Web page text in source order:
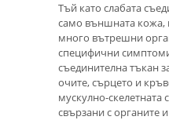
Тъй като слабата
само външната кожа,
много вътрешни
специфични
съединителна тъкан
очите, сърцето и
мускулно-скелетната
свързани с органите